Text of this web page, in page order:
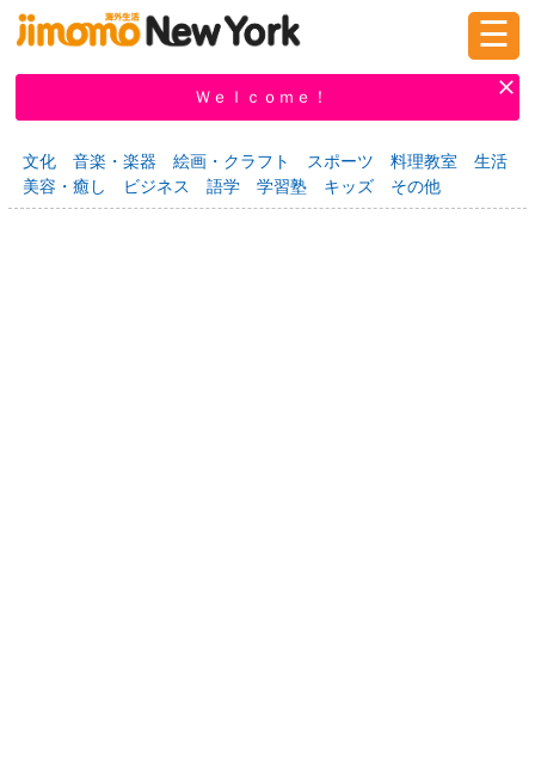
掲示板 タウン情報 教えて！
☰
Ｗｅｌｃｏｍｅ！
文化 音楽・楽器 絵画・クラフト スポーツ 料理教室
生活
美容・癒し
ビジネス 語学 学習塾 キッズ その他